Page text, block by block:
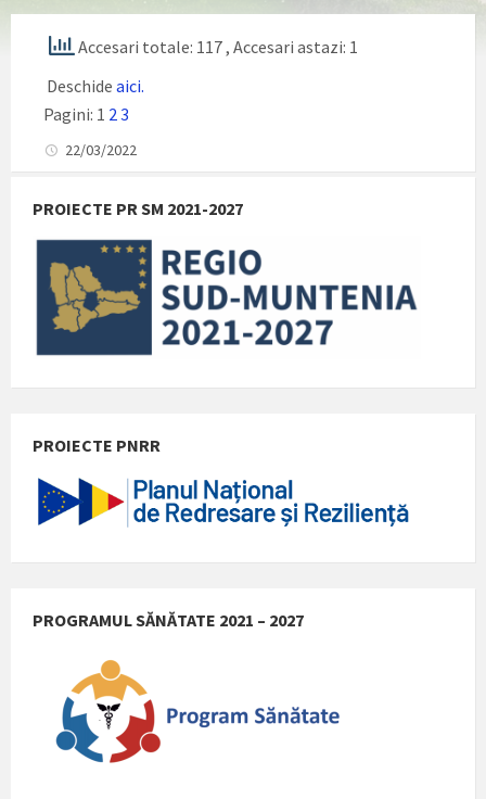
Accesari totale: 117, Accesari astazi: 1
Deschide aici.
Pagini: 1 2 3
22/03/2022
PROIECTE PR SM 2021-2027
PROIECTE PNRR
PROGRAMUL SĂNĂTATE 2021 – 2027